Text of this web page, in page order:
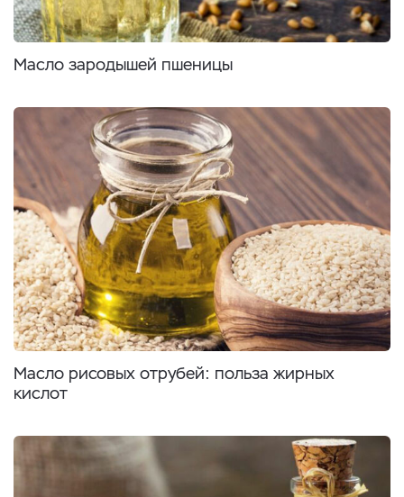
Масло зародышей пшеницы
Масло рисовых отрубей: польза жирных
кислот